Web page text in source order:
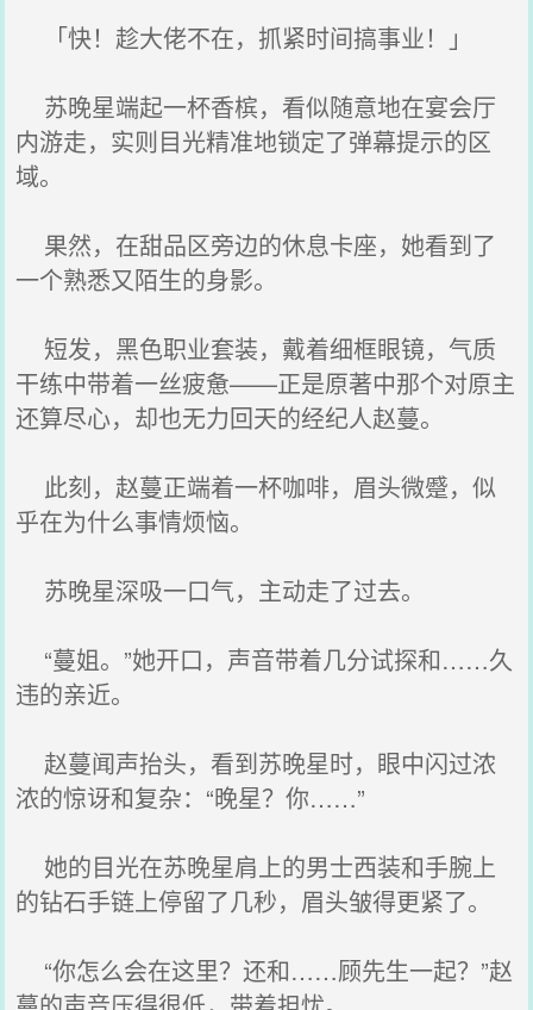
「快！趁大佬不在，抓紧时间搞事业！」
苏晚星端起一杯香槟，看似随意地在宴会厅
内游走，实则目光精准地锁定了弹幕提示的区
域。
果然，在甜品区旁边的休息卡座，她看到了
一个熟悉又陌生的身影。
短发，黑色职业套装，戴着细框眼镜，气质
干练中带着一丝疲惫——正是原著中那个对原主
还算尽心，却也无力回天的经纪人赵蔓。
此刻，赵蔓正端着一杯咖啡，眉头微蹙，似
乎在为什么事情烦恼。
苏晚星深吸一口气，主动走了过去。
“蔓姐。”她开口，声音带着几分试探和……久
违的亲近。
赵蔓闻声抬头，看到苏晚星时，眼中闪过浓
浓的惊讶和复杂：“晚星？你……”
她的目光在苏晚星肩上的男士西装和手腕上
的钻石手链上停留了几秒，眉头皱得更紧了。
“你怎么会在这里？还和……顾先生一起？”赵